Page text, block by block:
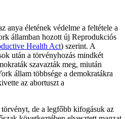
anya életének védelme a feltétele a
államban hozott új Reprodukciós
Health Act) szerint. A
után a törvényhozás mindkét
szavazták meg, miután
állam többsége a demokratákra
az abortuszt a
de a legfőbb kifogásuk az